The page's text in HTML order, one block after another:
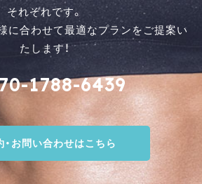
それぞれです。
に合わせて最適なプランをご提案い
たします！
1788-6439
・お問い合わせはこちら